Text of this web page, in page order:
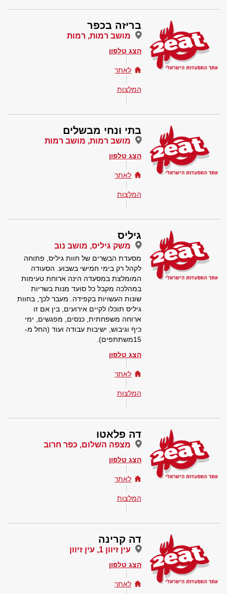
בריזה בכפר
מושב רמות, רמות
הצג טלפון
לאתר
המלצות
בתי ונחי מבשלים
מושב רמות, מושב רמות
הצג טלפון
לאתר
המלצות
גיליס
משק גיליס, מושב נוב
מסעדת הבשרים של חוות גיליס, פתוחה
לקהל רק בימי חמישי בשבוע. הסעודה
המומלצת במסעדה הינה ארוחת טעימות
במהלכה מקבל כל סועד מנות בשריות
שונות העשויות בקפידה. מעבר לכך, בחוות
גיליס תוכלו לקיים אירועים, בין אם זו
ארוחה משפחתית, כנסים, מפגשים, ימי
כיף וגיבוש, ישיבות עבודה ועוד (החל מ-
15משתתפים).
הצג טלפון
לאתר
המלצות
דה פלאטו
מצפה השלום, כפר חרוב
הצג טלפון
לאתר
המלצות
דה קרינה
עין זיוון 1, עין זיוון
הצג טלפון
לאתר